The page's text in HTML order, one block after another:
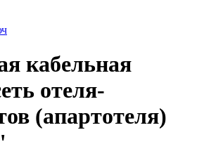
кабельная
отеля-
(апартотеля)